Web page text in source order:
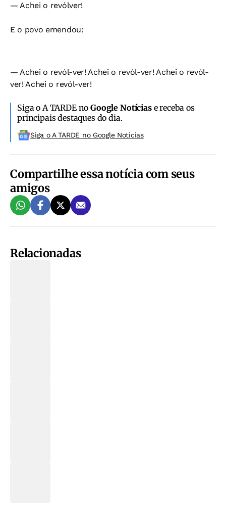
— Achei o revólver!
E o povo emendou:
— Achei o revól-ver! Achei o revól-ver! Achei o revól-
ver! Achei o revól-ver!
Siga o A TARDE noGoogle Notíciase receba os
principais destaques do dia.
Siga o A TARDE no Google Noticias
Compartilhe essa notícia com seus
amigos
Relacionadas